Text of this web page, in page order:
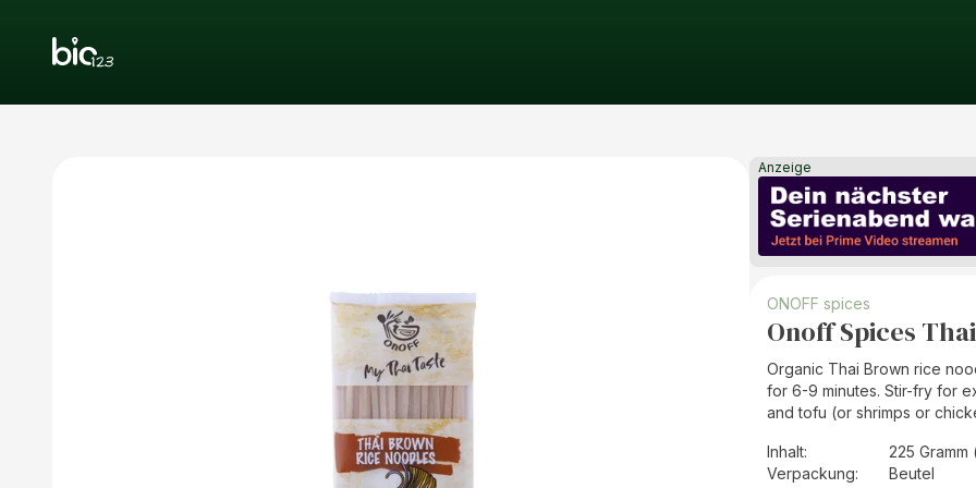
Anzeige
ONOFF spices
Onoff Spices
Organic Thai Brown rice
for 6-9 minutes. Stir-fry for
and tofu (or shrimps or
Inhalt:
225 Gramm
Verpackung:
Beutel